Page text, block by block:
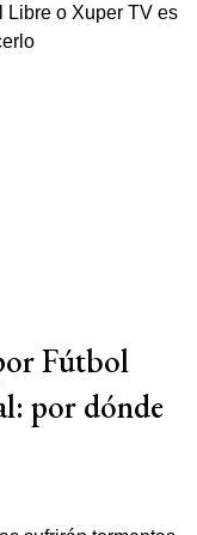
Fútbol
por dónde